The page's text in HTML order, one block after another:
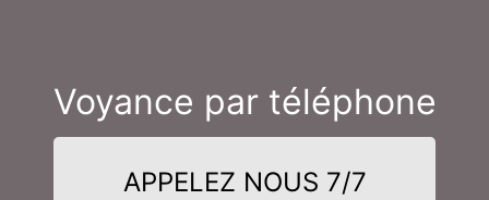
Voyance par téléphone
APPELEZ NOUS 7/7